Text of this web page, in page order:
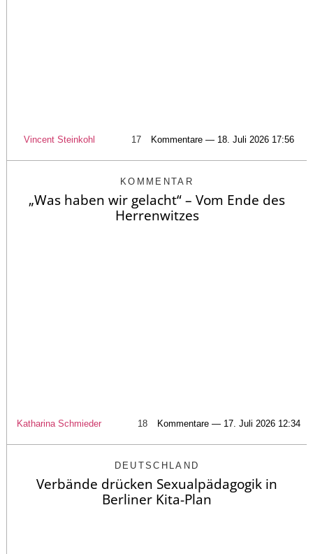
Vincent Steinkohl 17 Kommentare — 18. Juli 2026 17:56
KOMMENTAR
„Was haben wir gelacht“ – Vom Ende des
Herrenwitzes
Katharina Schmieder 18 Kommentare — 17. Juli 2026 12:34
DEUTSCHLAND
Verbände drücken Sexualpädagogik in
Berliner Kita-Plan